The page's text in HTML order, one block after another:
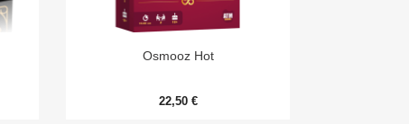
Aperçu rapide
Osmooz Hot
22,50 €